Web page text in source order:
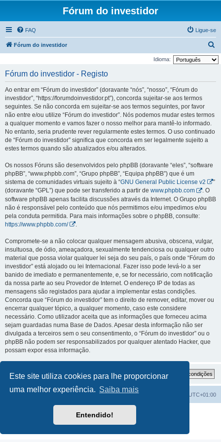
Este site utiliza cookies para lhe proporcionar
uma melhor experiência. Saiba mais
Entendido!
Fórum do investidor
FAQ Ligue-se
Fórum do investidor
e
Idioma:
Fórum do investidor - Registo
Ao entrar em “Fórum do investidor” (doravante “nós”, “nosso”, “Fórum do
investidor”, “https://forumdoinvestidor.pt”), concorda sujeitar-se aos termos
seguintes. Se não concorda em sujeitar-se aos termos seguintes, por favor
não entre e/ou utilize “Fórum do investidor”. Nós podemos mudar estes termos
a qualquer momento e vamos fazer o nosso melhor para mantê-lo informado.
No entanto, seria prudente rever regularmente estes termos. O uso continuado
de “Fórum do investidor” significa que concorda em ser legalmente sujeito a
estes termos quando são atualizados e/ou alterados.
Os nossos Fóruns são desenvolvidos pelo phpBB (doravante “eles”, “software
phpBB”, “www.phpbb.com”, “Grupo phpBB”, “Equipa phpBB”) que é um
sistema de comunidades virtuais sujeito à “GNU General Public License v2
”
(doravante “GPL”) que pode ser transferido a partir de www.phpbb.com
. O
software phpBB apenas facilita discussões através da Internet. O Grupo phpBB
não é responsável pelo conteúdo que nós permitimos e/ou impedimos e/ou
pela conduta permitida. Para mais informações sobre o phpBB, consulte:
https://www.phpbb.com/
Compromete-se a não colocar qualquer mensagem abusiva, obscena, vulgar,
insultuosa, de ódio, ameaçadora, sexualmente tendenciosa ou qualquer outro
material que possa violar qualquer lei seja do seu país, o país onde “Fórum do
investidor” está alojado ou lei Internacional. Fazer isso pode levá-lo a ser
banido de imediato e permanentemente, e, se for necessário, com notificação
da nossa parte ao seu Provedor de Internet. O endereço IP de todas as
mensagens são registados para ajudar a implementar estas condições.
Concorda que “Fórum do investidor” tem o direito de remover, editar, mover ou
encerrar qualquer tópico, a qualquer momento, caso este considere
necessário. Como utilizador aceita que as informações que forneceu acima
sejam guardadas numa Base de Dados. Apesar desta informação não ser
divulgada a terceiros sem o seu consentimento, o “Fórum do investidor” ou o
phpBB não podem ser responsabilizados por qualquer atentado Hacker, que
possam expor essa informação.
Fórum do investidor O Fuso Horário do Fórum é UTC+01:00
Desenvolvido por phpBB® Forum Software © phpBB Limited